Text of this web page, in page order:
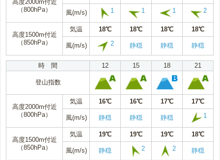
高度2000m付近
（800hPa）
風(m/s) 1 1 1 2
高度1500m付近
（850hPa）
気温 18℃ 18℃ 18℃ 18℃
風(m/s) 2 静穏 静穏 静穏
時 間 12 15 18 21
登山指数
高度2000m付近
（800hPa）
気温 16℃ 16℃ 17℃ 17℃
風(m/s) 静穏 静穏 静穏 1
高度1500m付近
（850hPa）
気温 19℃ 19℃ 19℃ 18℃
風(m/s) 静穏 2 2 静穏